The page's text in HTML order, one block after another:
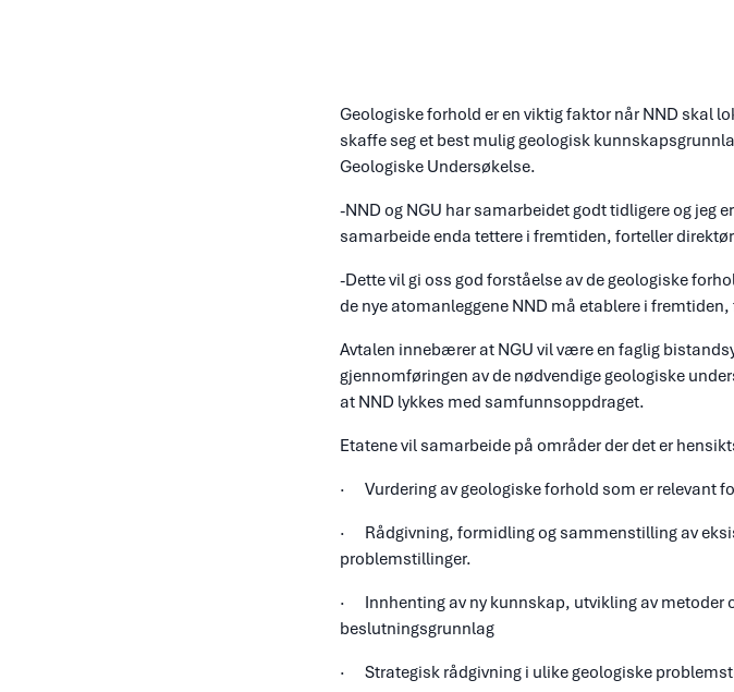
Geologiske forhold er en viktig faktor når NND skal
skaffe seg et best mulig geologisk
Geologiske Undersøkelse.
-NND og NGU har samarbeidet godt tidligere og jeg
samarbeide enda tettere i fremtiden, forteller
-Dette vil gi oss god forståelse av de geologiske
de nye atomanleggene NND må etablere i
Avtalen innebærer at NGU vil være en faglig
gjennomføringen av de nødvendige geologiske
at NND lykkes med samfunnsoppdraget.
Etatene vil samarbeide på områder der det er
· Vurdering av geologiske forhold som er relevant
· Rådgivning, formidling og sammenstilling av
problemstillinger.
· Innhenting av ny kunnskap, utvikling av metoder
beslutningsgrunnlag
· Strategisk rådgivning i ulike geologiske